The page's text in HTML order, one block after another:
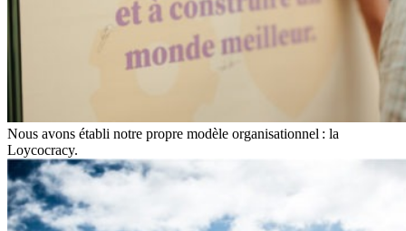
Nous avons établi notre propre modèle organisationnel : la
Loycocracy.